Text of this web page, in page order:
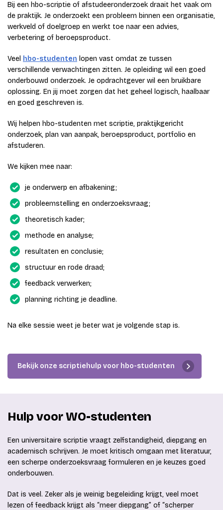
Bij een hbo-scriptie of afstudeeronderzoek draait het vaak om
de praktijk. Je onderzoekt een probleem binnen een organisatie,
werkveld of doelgroep en werkt toe naar een advies,
verbetering of beroepsproduct.
Veel hbo-studenten lopen vast omdat ze tussen
verschillende verwachtingen zitten. Je opleiding wil een goed
onderbouwd onderzoek. Je opdrachtgever wil een bruikbare
oplossing. En jij moet zorgen dat het geheel logisch, haalbaar
en goed geschreven is.
Wij helpen hbo-studenten met scriptie, praktijkgericht
onderzoek, plan van aanpak, beroepsproduct, portfolio en
afstuderen.
We kijken mee naar:
je onderwerp en afbakening;
probleemstelling en onderzoeksvraag;
theoretisch kader;
methode en analyse;
resultaten en conclusie;
structuur en rode draad;
feedback verwerken;
planning richting je deadline.
Na elke sessie weet je beter wat je volgende stap is.
Bekijk onze scriptiehulp voor hbo-studenten
Hulp voor WO-studenten
Een universitaire scriptie vraagt zelfstandigheid, diepgang en
academisch schrijven. Je moet kritisch omgaan met literatuur,
een scherpe onderzoeksvraag formuleren en je keuzes goed
onderbouwen.
Dat is veel. Zeker als je weinig begeleiding krijgt, veel moet
lezen of feedback krijgt als “meer diepgang” of “scherper